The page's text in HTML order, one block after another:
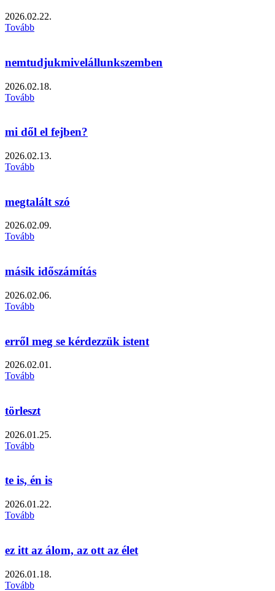
2026.02.22.
Tovább
nemtudjukmivelállunkszemben
2026.02.18.
Tovább
mi dől el fejben?
2026.02.13.
Tovább
megtalált szó
2026.02.09.
Tovább
másik időszámítás
2026.02.06.
Tovább
erről meg se kérdezzük istent
2026.02.01.
Tovább
törleszt
2026.01.25.
Tovább
te is, én is
2026.01.22.
Tovább
ez itt az álom, az ott az élet
2026.01.18.
Tovább